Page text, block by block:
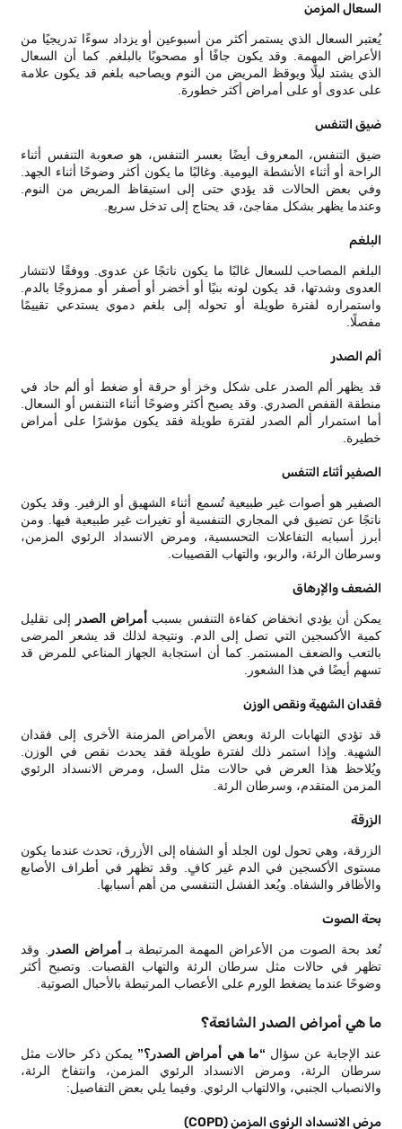
السعال المزمن
يُعتبر السعال الذي يستمر أكثر من أسبوعين أو يزداد سوءًا تدريجيًا من
الأعراض المهمة. وقد يكون جافًا أو مصحوبًا بالبلغم. كما أن السعال
الذي يشتد ليلًا ويوقظ المريض من النوم ويصاحبه بلغم قد يكون علامة
على عدوى أو على أمراض أكثر خطورة.
ضيق التنفس
ضيق التنفس، المعروف أيضًا بعسر التنفس، هو صعوبة التنفس أثناء
الراحة أو أثناء الأنشطة اليومية. وغالبًا ما يكون أكثر وضوحًا أثناء الجهد.
وفي بعض الحالات قد يؤدي حتى إلى استيقاظ المريض من النوم.
وعندما يظهر بشكل مفاجئ، قد يحتاج إلى تدخل سريع.
البلغم
البلغم المصاحب للسعال غالبًا ما يكون ناتجًا عن عدوى. ووفقًا لانتشار
العدوى وشدتها، قد يكون لونه بنيًا أو أخضر أو أصفر أو ممزوجًا بالدم.
واستمراره لفترة طويلة أو تحوله إلى بلغم دموي يستدعي تقييمًا
مفصلًا.
ألم الصدر
قد يظهر ألم الصدر على شكل وخز أو حرقة أو ضغط أو ألم حاد في
منطقة القفص الصدري. وقد يصبح أكثر وضوحًا أثناء التنفس أو السعال.
أما استمرار ألم الصدر لفترة طويلة فقد يكون مؤشرًا على أمراض
خطيرة.
الصفير أثناء التنفس
الصفير هو أصوات غير طبيعية تُسمع أثناء الشهيق أو الزفير. وقد يكون
ناتجًا عن تضيق في المجاري التنفسية أو تغيرات غير طبيعية فيها. ومن
أبرز أسبابه التفاعلات التحسسية، ومرض الانسداد الرئوي المزمن،
وسرطان الرئة، والربو، والتهاب القصيبات.
الضعف والإرهاق
يمكن أن يؤدي انخفاض كفاءة التنفس بسبب أمراض الصدر
إلى تقليل
كمية الأكسجين التي تصل إلى الدم. ونتيجة لذلك قد يشعر المرضى
بالتعب والضعف المستمر. كما أن استجابة الجهاز المناعي للمرض قد
تسهم أيضًا في هذا الشعور.
فقدان الشهية ونقص الوزن
قد تؤدي التهابات الرئة وبعض الأمراض المزمنة الأخرى إلى فقدان
الشهية. وإذا استمر ذلك لفترة طويلة فقد يحدث نقص في الوزن.
ويُلاحظ هذا العرض في حالات مثل السل، ومرض الانسداد الرئوي
المزمن المتقدم، وسرطان الرئة.
الزرقة
الزرقة، وهي تحول لون الجلد أو الشفاه إلى الأزرق، تحدث عندما يكون
مستوى الأكسجين في الدم غير كافٍ. وقد تظهر في أطراف الأصابع
والأظافر والشفاه. ويُعد الفشل التنفسي من أهم أسبابها.
بحة الصوت
تُعد بحة الصوت من الأعراض المهمة المرتبطة بـ أمراض الصدر
. وقد
تظهر في حالات مثل سرطان الرئة والتهاب القصبات. وتصبح أكثر
وضوحًا عندما يضغط الورم على الأعصاب المرتبطة بالأحبال الصوتية.
ما هي أمراض الصدر الشائعة؟
عند الإجابة عن سؤال “ما هي أمراض الصدر؟” يمكن ذكر حالات مثل
سرطان الرئة، ومرض الانسداد الرئوي المزمن، وانتفاخ الرئة،
والانصباب الجنبي، والالتهاب الرئوي. وفيما يلي بعض التفاصيل:
مرض الانسداد الرئوي المزمن (COPD)